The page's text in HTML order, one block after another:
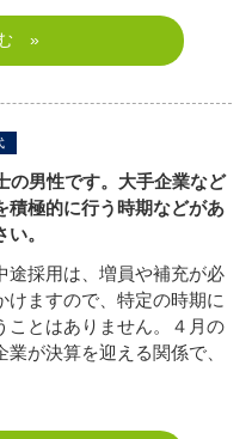
む »
の男性です。大手企業など
積極的に行う時期などがあ
い。
途採用は、増員や補充が必
けますので、特定の時期に
ことはありません。４月の
業が決算を迎える関係で、